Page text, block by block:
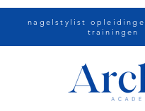
nagelstylist
trainingen